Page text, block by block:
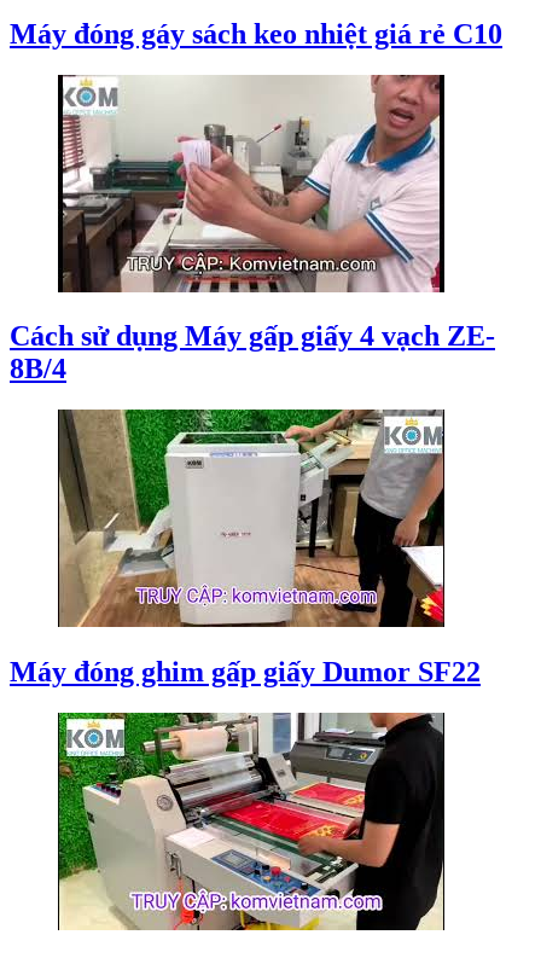
Máy đóng gáy sách keo nhiệt giá rẻ C10
Cách sử dụng Máy gấp giấy 4 vạch ZE-
8B/4
Máy đóng ghim gấp giấy Dumor SF22